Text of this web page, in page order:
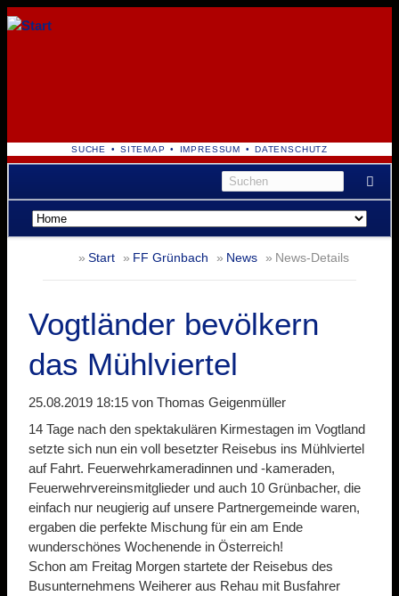
NAVIGATION
ÜBERSPRINGEN
SUCHE SITEMAP IMPRESSUM DATENSCHUTZ
Navigation
überspringen
Start FF Grünbach News News-Details
Vogtländer bevölkern
das Mühlviertel
25.08.2019 18:15 von Thomas Geigenmüller
14 Tage nach den spektakulären Kirmestagen im Vogtland
setzte sich nun ein voll besetzter Reisebus ins Mühlviertel
auf Fahrt. Feuerwehrkameradinnen und -kameraden,
Feuerwehrvereinsmitglieder und auch 10 Grünbacher, die
einfach nur neugierig auf unsere Partnergemeinde waren,
ergaben die perfekte Mischung für ein am Ende
wunderschönes Wochenende in Österreich!
Schon am Freitag Morgen startete der Reisebus des
Busunternehmens Weiherer aus Rehau mit Busfahrer